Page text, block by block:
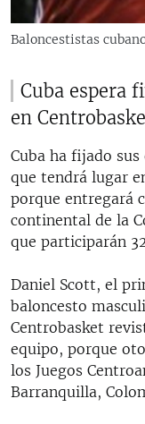
RADIO MARTÍ
ESPECIALES
ESPECIALES
LA REALIDAD DE
KENTU-CUBANO
LOS SANTOS DE
DESINFORMACIÓN
MULTIMEDIA
EDITORIALES
SÍGUENOS
Baloncestistas
Cuba espera
en
Cuba ha fijado
que tendrá lugar
porque entregará
continental de la
que participarán
Daniel Scott, el
baloncesto
Centrobasket
equipo, porque
los Juegos
Barranquilla,